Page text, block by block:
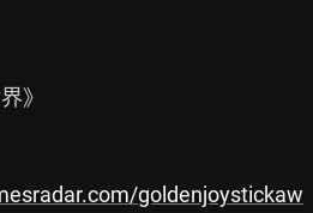
》
goldenjoystickaw